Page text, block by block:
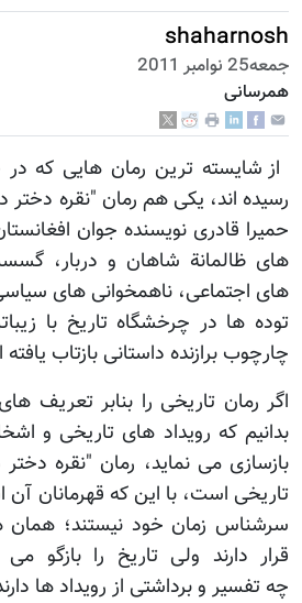
shaharnosh
جمعه25 نوامبر 2011
همرسانی
از شایسته ترین رمان هایی که
رسیده اند، یکی هم رمان "نقره دختر
حمیرا قادری نویسنده جوان
های ظالمانة شاهان و دربار،
های اجتماعی، ناهمخوانی های
توده ها در چرخشگاه تاریخ با
چارچوب برازنده داستانی بازتاب یافته
اگر رمان تاریخی را بنابر تعریف
بدانیم که رویداد های تاریخی و
بازسازی می نماید، رمان "نقره
تاریخی است، با این که قهرمانان
سرشناس زمان خود نیستند؛ همان
قرار دارند ولی تاریخ را بازگو
چه تفسیر و برداشتی از رویداد ها